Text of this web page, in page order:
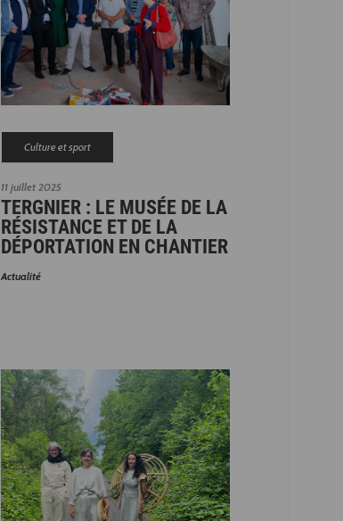
11 juillet 2025
Culture et sport
TERGNIER : LE MUSÉE DE LA
RÉSISTANCE ET DE LA
DÉPORTATION EN CHANTIER
Actualité